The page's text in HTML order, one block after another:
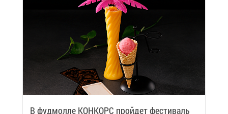
В фуд­мол­ле КОН­КОРС прой­дет фе­сти­валь